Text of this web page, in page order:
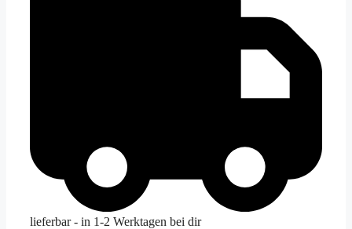
lieferbar - in 1-2 Werktagen bei dir